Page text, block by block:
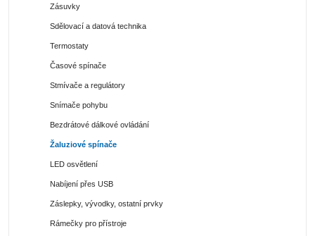
Zásuvky
Sdělovací a datová technika
Termostaty
Časové spínače
Stmívače a regulátory
Snímače pohybu
Bezdrátové dálkové ovládání
Žaluziové spínače
LED osvětlení
Nabíjení přes USB
Záslepky, vývodky, ostatní prvky
Rámečky pro přístroje